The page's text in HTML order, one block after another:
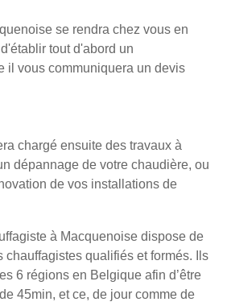
se rendra chez vous en
tout d'abord un
il vous communiquera un devis
chargé ensuite des travaux à
dépannage de votre chaudière, ou
de vos installations de
à Macquenoise dispose de
chauffagistes qualifiés et formés. Ils
6 régions en Belgique afin d’être
45min, et ce, de jour comme de